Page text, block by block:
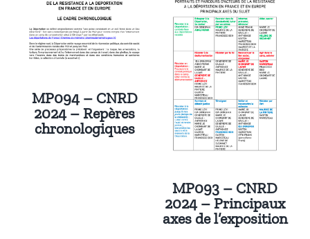
MP094 – CNRD
2024 – Repères
chronologiques
MP093 – CNRD
2024 – Principaux
axes de l’exposition